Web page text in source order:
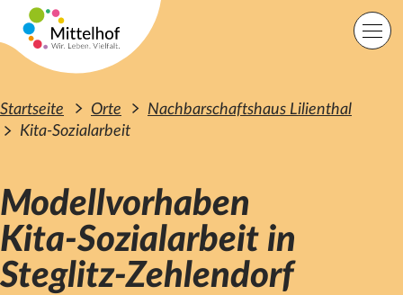
Zum Hauptinhalt der Seite springen
Lage Kontakt
Startseite
Angebote
Startseite Orte
Nachbarschaftshaus Lilienthal
Kita-Sozialarbeit
Modellvorhaben
Kita-Sozialarbeit in
Steglitz-Zehlendorf